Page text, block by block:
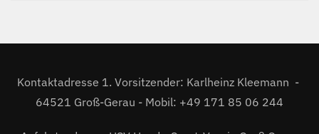
Kontaktadresse 1. Vorsitzender: Karlheinz Kleemann -
64521 Groß-Gerau - Mobil: +49 171 85 06 244